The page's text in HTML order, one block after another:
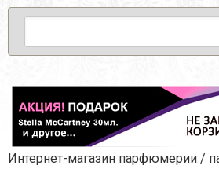
УНИСЕКС
ЖЕНСКИЕ
МУЖСКИЕ
УНИСЕКС
УХОД ЗА
УХОД ЗА
Интернет-магазин парфюмерии /